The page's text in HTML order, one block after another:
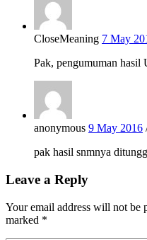
CloseMeaning 7 May
Pak, pengumuman hasil
anonymous 9 May 2016
pak hasil snmnya
Leave a Reply
Your email address will not be
marked *